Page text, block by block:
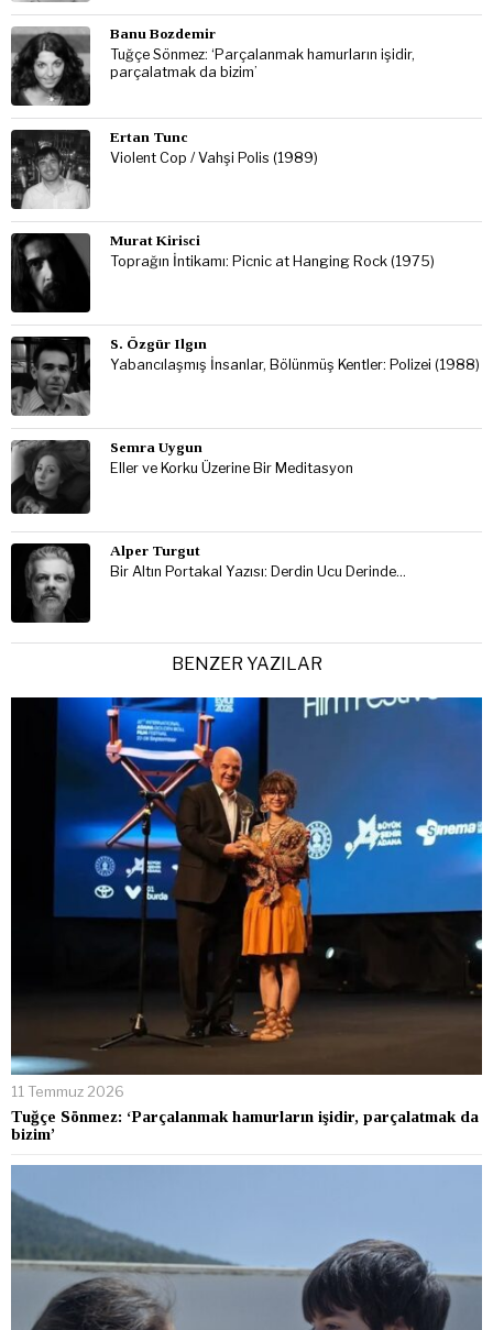
Banu Bozdemir
Tuğçe Sönmez: ‘Parçalanmak hamurların işidir,
parçalatmak da bizim’
Ertan Tunc
Violent Cop / Vahşi Polis (1989)
Murat Kirisci
Toprağın İntikamı: Picnic at Hanging Rock (1975)
S. Özgür Ilgın
Yabancılaşmış İnsanlar, Bölünmüş Kentler: Polizei (1988)
Semra Uygun
Eller ve Korku Üzerine Bir Meditasyon
Alper Turgut
Bir Altın Portakal Yazısı: Derdin Ucu Derinde…
BENZER YAZILAR
11 Temmuz 2026
Tuğçe Sönmez: ‘Parçalanmak hamurların işidir, parçalatmak da
bizim’